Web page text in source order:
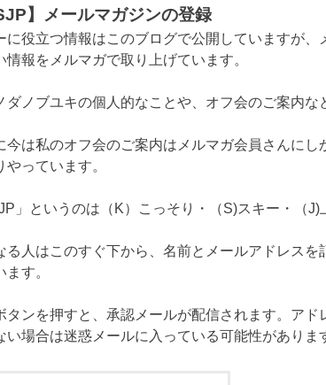
】メールマガジンの登録
に役立つ情報はこのブログで公開していますが
情報をメルマガで取り上げています。
ダノブユキの個人的なことや、オフ会のご案内な
今は私のオフ会のご案内はメルマガ会員さんに
やっています。
」というのは（K）こっそり・（S)スキー・（J)
る人はこのすぐ下から、名前とメールアドレス
ます。
タンを押すと、承認メールが配信されます。ア
い場合は迷惑メールに入っている可能性がありま